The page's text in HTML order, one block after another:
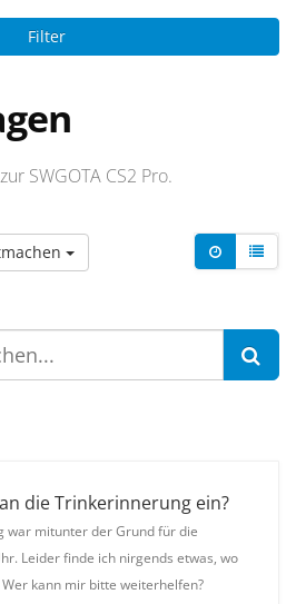
Filter
SWGOTA CS2 Pro.
die Trinkerinnerung ein?
war mitunter der Grund für die
Leider finde ich nirgends etwas, wo
kann mir bitte weiterhelfen?